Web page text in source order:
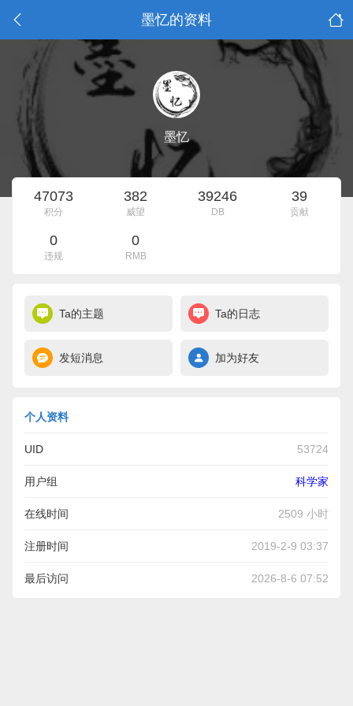
墨忆的资料
墨忆
47073
积分
382
威望
39246
DB
39
贡献
0
违规
0
RMB
Ta的主题 Ta的日志
发短消息 加为好友
个人资料
UID 53724
用户组 科学家
在线时间 2509 小时
注册时间 2019-2-9 03:37
最后访问 2026-8-6 07:52